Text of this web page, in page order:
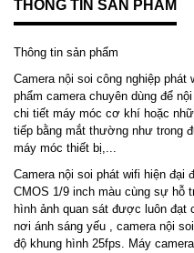
THÔNG TIN SẢN PHẨM
Thông tin sản phẩm
Camera nội soi công nghiệp phát
phẩm camera chuyên dùng để
chi tiết máy móc cơ khí hoặc
tiếp bằng mắt thường như trong
máy móc thiết bị,...
Camera nội soi phát wifi hiện đại
CMOS 1/9 inch màu cùng sự hỗ
hình ảnh quan sát được luôn
nơi ánh sáng yếu , camera nội
độ khung hình 25fps. Máy